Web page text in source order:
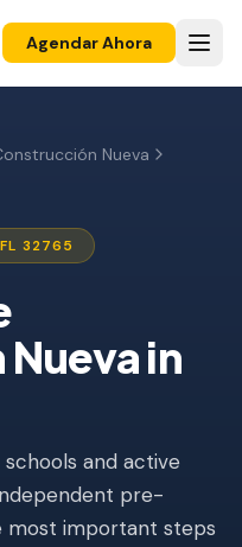
Agendar Ahora
Nueva
32765
in
and active
pre-
most important steps